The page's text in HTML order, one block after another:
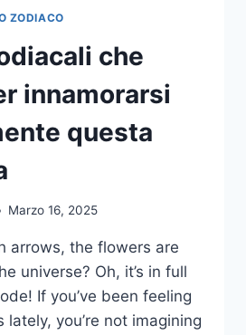
ZODIACO
che
innamorarsi
questa
Marzo 16, 2025
arrows, the flowers are
universe? Oh, it’s in full
If you’ve been feeling
you’re not imagining